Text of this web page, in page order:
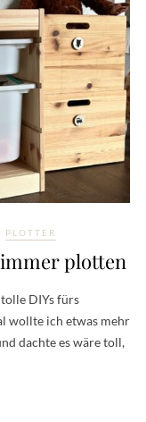
PLOTTER
plotten
DIYs fürs
wollte ich etwas mehr
dachte es wäre toll,